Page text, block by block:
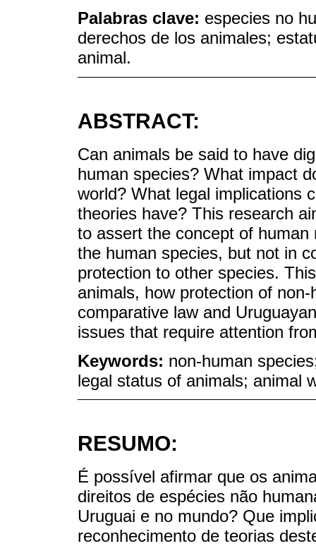
Palabras clave: especies no
derechos de los animales;
animal.
ABSTRACT:
Can animals be said to have
human species? What impact
world? What legal implications
theories have? This research
to assert the concept of
the human species, but not in
protection to other species.
animals, how protection of
comparative law and
issues that require attention
Keywords: non-human
legal status of animals; animal
RESUMO:
É possível afirmar que os
direitos de espécies não
Uruguai e no mundo? Que
reconhecimento de teorias